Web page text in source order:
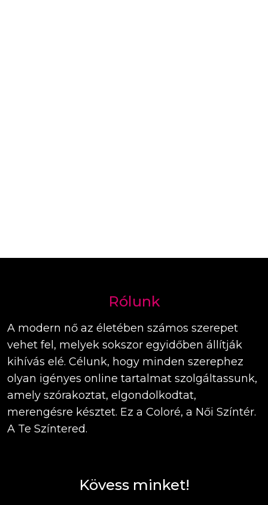
Rólunk
A modern nő az életében számos szerepet
vehet fel, melyek sokszor egyidőben állítják
kihívás elé. Célunk, hogy minden szerephez
olyan igényes online tartalmat szolgáltassunk,
amely szórakoztat, elgondolkodtat,
merengésre késztet. Ez a Coloré, a Női Színtér.
A Te Színtered.
Kövess minket!